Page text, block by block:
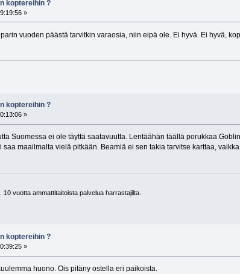
koptereihin ?
»
vuoden päästä tarvitkin varaosia, niin eipä ole. Ei hyvä. Ei hyvä,
koptereihin ?
»
Suomessa ei ole täyttä saatavuutta. Lentäähän täällä porukkaa
maailmalta vielä pitkään. Beamiä ei sen takia tarvitse karttaa,
. 10 vuotta ammattitaitoista palvelua harrastajilta.
koptereihin ?
»
huono. Ois pitäny ostella eri paikoista.